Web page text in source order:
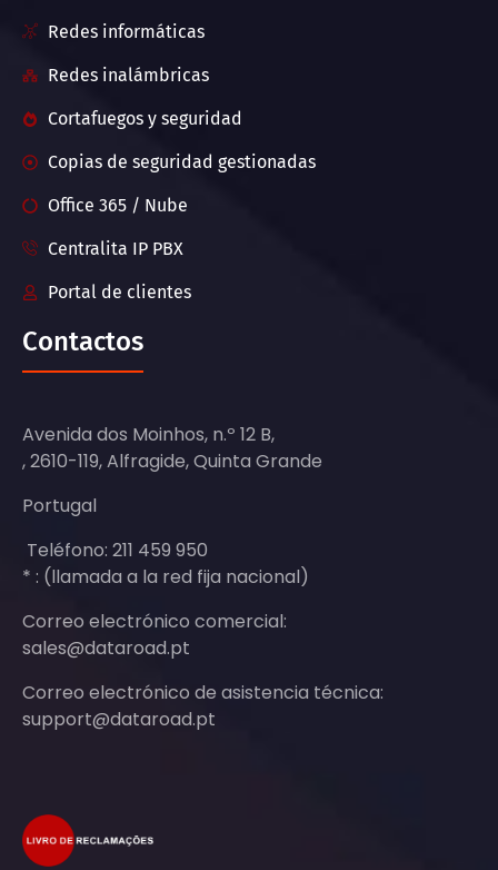
Redes informáticas
Redes inalámbricas
Cortafuegos y seguridad
Copias de seguridad gestionadas
Office 365 / Nube
Centralita IP PBX
Portal de clientes
Contactos
Avenida dos Moinhos, n.º 12 B,
, 2610-119, Alfragide, Quinta Grande
Portugal
Teléfono: 211 459 950
* : (llamada a la red fija nacional)
Correo electrónico comercial:
sales@dataroad.pt
Correo electrónico de asistencia técnica:
support@dataroad.pt